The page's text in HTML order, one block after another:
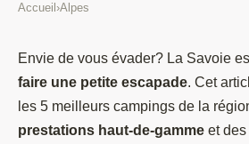
Accueil ›Alpes
Envie de vous évader? La Savoie
faire une petite escapade. Cet
les 5 meilleurs campings de la
prestations haut-de-gamme et